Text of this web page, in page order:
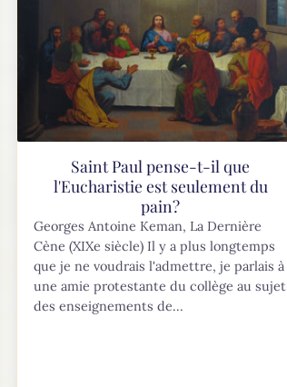
Saint Paul pense-t-il que
l'Eucharistie est seulement du
pain?
Georges Antoine Keman, La Dernière
Cène (XIXe siècle) Il y a plus longtemps
que je ne voudrais l'admettre, je parlais à
une amie protestante du collège au sujet
des enseignements de...